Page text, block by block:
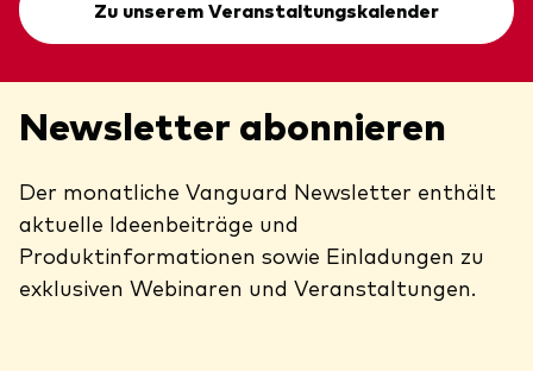
Zu unserem Veranstaltungskalender
Newsletter abonnieren
Der monatliche Vanguard Newsletter enthält
aktuelle Ideenbeiträge und
Produktinformationen sowie Einladungen zu
exklusiven Webinaren und Veranstaltungen.